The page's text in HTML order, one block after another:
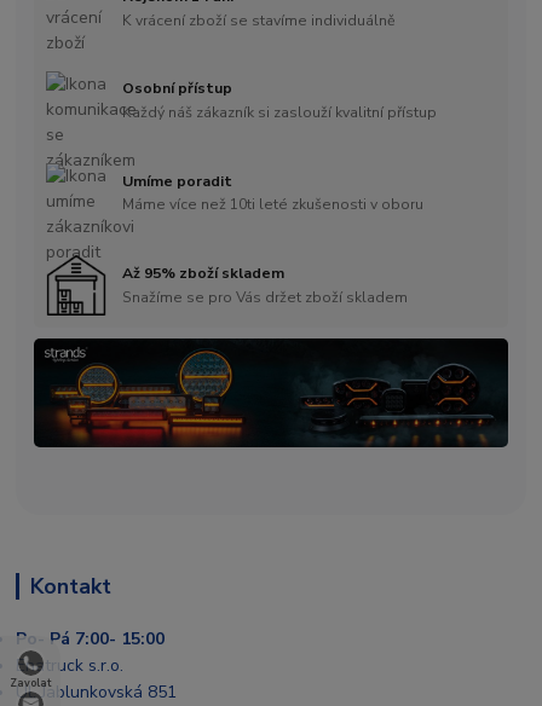
Zavolat
K vrácení zboží se stavíme individuálně
Osobní přístup
Každý náš zákazník si zaslouží kvalitní přístup
Umíme poradit
Máme více než 10ti leté zkušenosti v oboru
Až 95% zboží skladem
Snažíme se pro Vás držet zboží skladem
Kontakt
Po- Pá 7:00- 15:00
Enatruck s.r.o.
Ul. Jablunkovská 851